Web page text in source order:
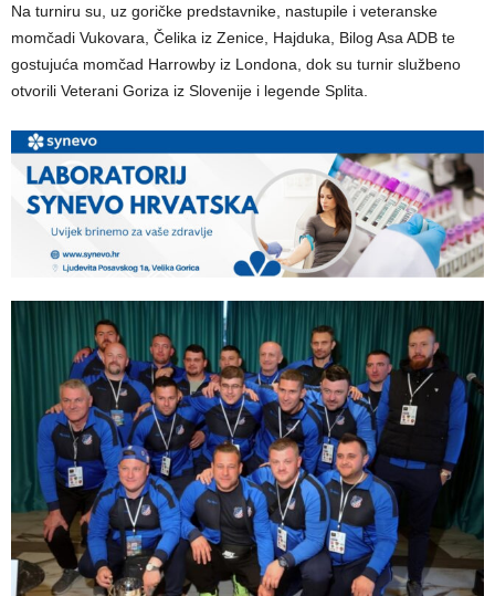
Na turniru su, uz goričke predstavnike, nastupile i veteranske
momčadi Vukovara, Čelika iz Zenice, Hajduka, Bilog Asa ADB te
gostujuća momčad Harrowby iz Londona, dok su turnir službeno
otvorili Veterani Goriza iz Slovenije i legende Splita.